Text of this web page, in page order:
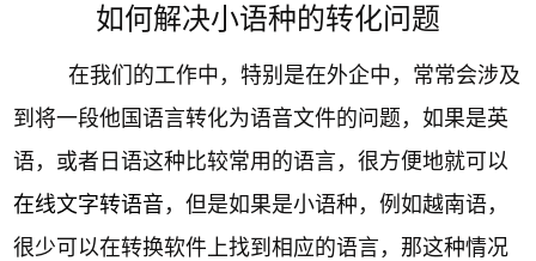
如何解决小语种的转化问题
在我们的工作中，特别是在外企中，常常会涉及
到将一段他国语言转化为语音文件的问题，如果是英
语，或者日语这种比较常用的语言，很方便地就可以
在线文字转语音 ，但是如果是小语种，例如越南语，
很少可以在转换软件上找到相应的语言，那这种情况